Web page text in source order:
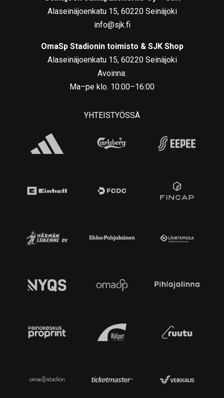
Alaseinäjoenkatu 15, 60220 Seinäjoki
info@sjk.fi
OmaSp Stadionin toimisto & SJK Shop
Alaseinäjoenkatu 15, 60220 Seinäjoki
Avoinna:
Ma–pe klo. 10:00–16:00
YHTEISTYÖSSÄ